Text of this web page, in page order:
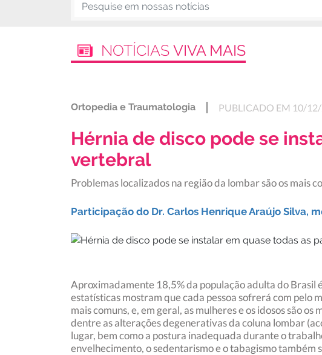
NOTÍCIAS VIVA MAIS
Ortopedia e Traumatologia PUBLICADO EM 10/
Hérnia de disco pode se
vertebral
Problemas localizados na região da lombar são os mais
Participação do Dr. Carlos Henrique Araújo Silva,
Aproximadamente 18,5% da população adulta do Brasil
estatísticas mostram que cada pessoa sofrerá com pelo
mais comuns, e, em geral, as mulheres e os idosos são
dentre as alterações degenerativas da coluna lombar
lugar, bem como a postura inadequada durante o
envelhecimento, o sedentarismo e o tabagismo também